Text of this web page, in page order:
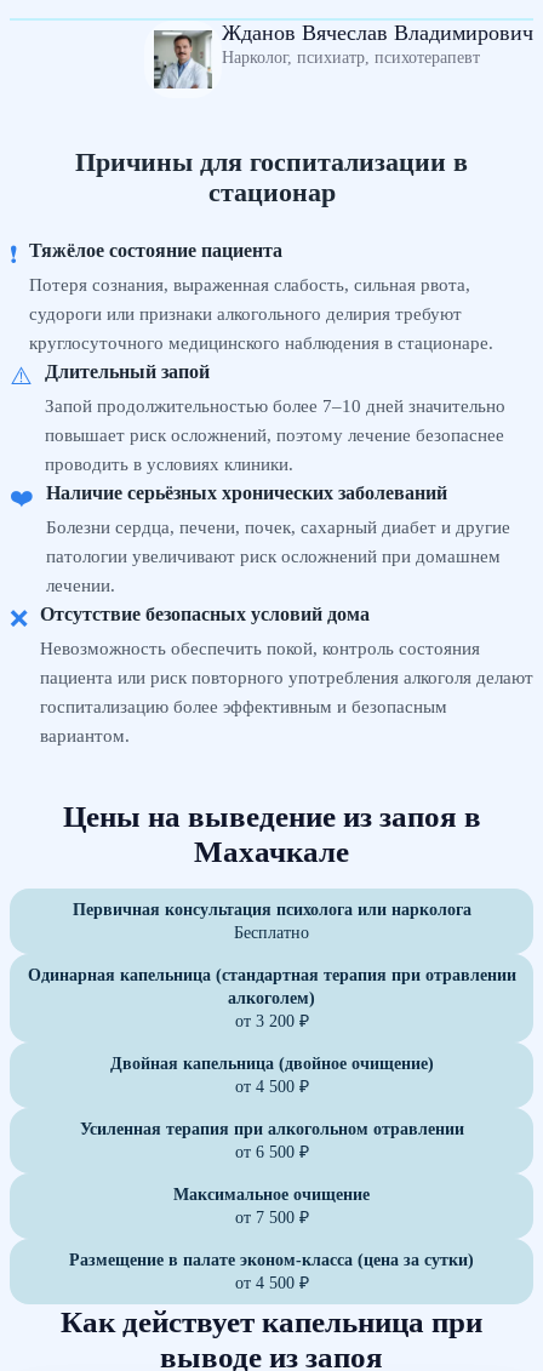
Жданов Вячеслав Владимирович
Нарколог, психиатр, психотерапевт
Причины для госпитализации в
стационар
❗ Тяжёлое состояние пациента
Потеря сознания, выраженная слабость, сильная рвота,
судороги или признаки алкогольного делирия требуют
круглосуточного медицинского наблюдения в стационаре.
⚠️ Длительный запой
Запой продолжительностью более 7–10 дней значительно
повышает риск осложнений, поэтому лечение безопаснее
проводить в условиях клиники.
❤️ Наличие серьёзных хронических заболеваний
Болезни сердца, печени, почек, сахарный диабет и другие
патологии увеличивают риск осложнений при домашнем
лечении.
❌ Отсутствие безопасных условий дома
Невозможность обеспечить покой, контроль состояния
пациента или риск повторного употребления алкоголя делают
госпитализацию более эффективным и безопасным
вариантом.
Цены на выведение из запоя в
Махачкале
Первичная консультация психолога или нарколога
Бесплатно
Одинарная капельница (стандартная терапия при отравлении
алкоголем)
от 3 200 ₽
Двойная капельница (двойное очищение)
от 4 500 ₽
Усиленная терапия при алкогольном отравлении
от 6 500 ₽
Максимальное очищение
от 7 500 ₽
Размещение в палате эконом-класса (цена за сутки)
от 4 500 ₽
Как действует капельница при
выводе из запоя